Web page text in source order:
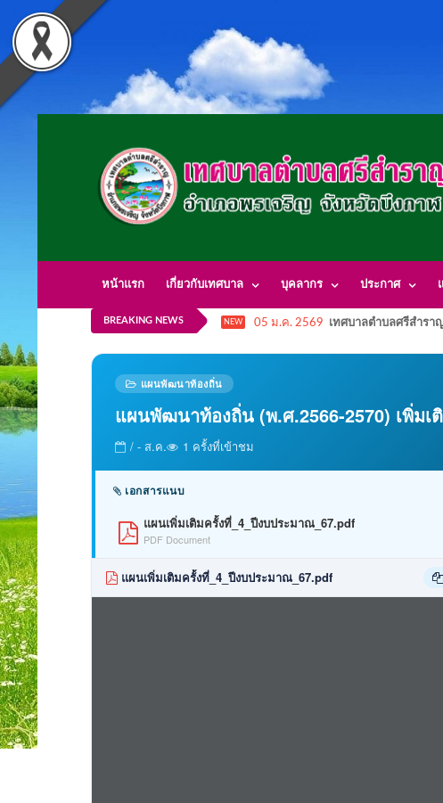
หน้าแรก เกี่ยวกับเทศบาล บุคลากร ประกาศ
BREAKING NEWS NEW 05 ม.ค. 2569 เทศบาลตำบลศรีสำรา
แผนพัฒนาท้องถิ่น
แผนพัฒนาท้องถิ่น (พ.ศ.2566-2570) เพิ่ม
/ - ส.ค. 1 ครั้งที่เข้าชม
เอกสารแนบ
แผนเพิ่มเติมครั้งที่_4_ปีงบประมาณ_67.pdf
PDF Document
แผนเพิ่มเติมครั้งที่_4_ปีงบประมาณ_67.pdf